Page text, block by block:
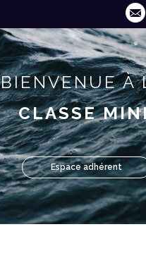
BIENVENUE À
CLASSE
Espace adhérent